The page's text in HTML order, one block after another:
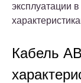
эксплуатации
Кабель